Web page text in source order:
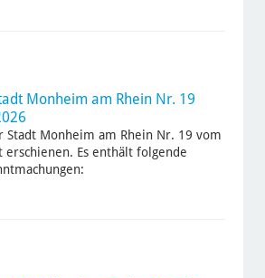
Monheim am Rhein Nr. 19
Stadt Monheim am Rhein Nr. 19 vom
erschienen. Es enthält folgende